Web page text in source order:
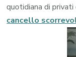
quotidiana di privati
cancello